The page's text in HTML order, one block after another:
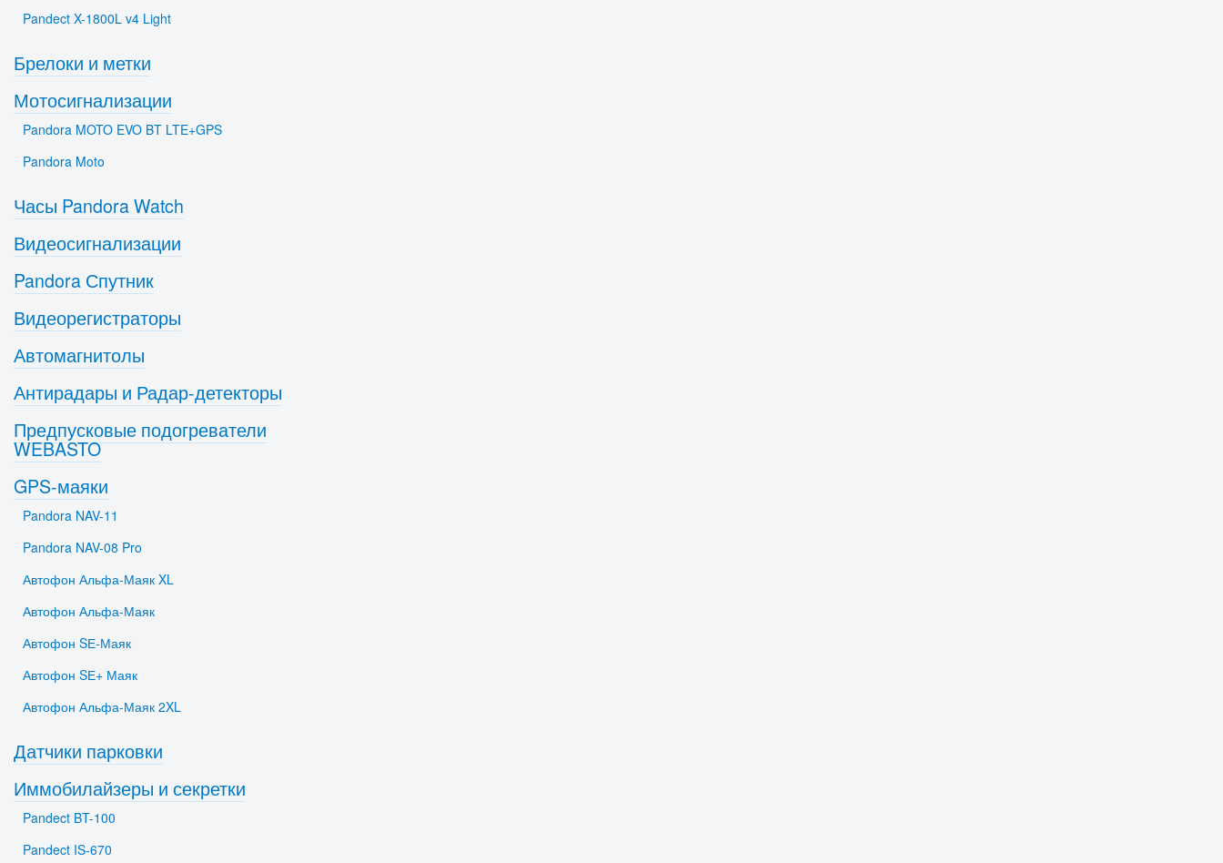
Pandect X-1800L v4 Light
Брелоки и метки
Мотосигнализации
Pandora MOTO EVO BT LTE+GPS
Pandora Moto
Часы Pandora Watch
Видеосигнализации
Pandora Спутник
Видеорегистраторы
Автомагнитолы
Антирадары и Радар-детекторы
Предпусковые подогреватели
WEBASTO
GPS-маяки
Pandora NAV-11
Pandora NAV-08 Pro
Автофон Альфа-Маяк XL
Автофон Альфа-Маяк
Автофон SЕ-Маяк
Автофон SЕ+ Маяк
Автофон Альфа-Маяк 2XL
Датчики парковки
Иммобилайзеры и секретки
Pandect BT-100
Pandect IS-670